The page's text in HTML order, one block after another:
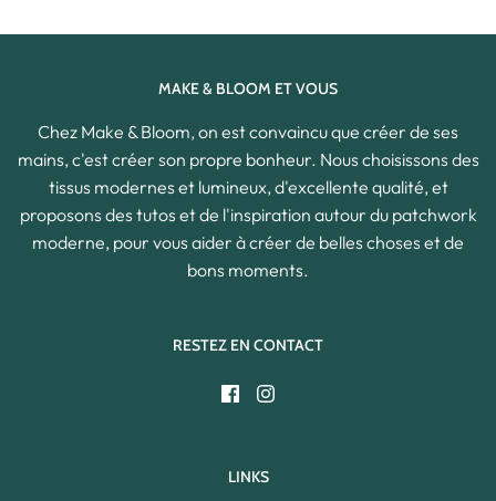
MAKE & BLOOM ET VOUS
Chez Make & Bloom, on est convaincu que créer de ses
mains, c'est créer son propre bonheur. Nous choisissons des
tissus modernes et lumineux, d'excellente qualité, et
proposons des tutos et de l'inspiration autour du patchwork
moderne, pour vous aider à créer de belles choses et de
bons moments.
RESTEZ EN CONTACT
LINKS